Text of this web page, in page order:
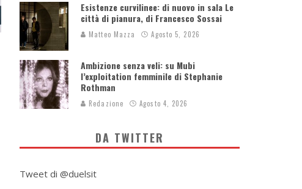
Esistenze curvilinee: di nuovo in sala Le
città di pianura, di Francesco Sossai
Matteo Mazza Agosto 5, 2026
Ambizione senza veli: su Mubi
l’exploitation femminile di Stephanie
Rothman
Redazione Agosto 4, 2026
DA TWITTER
Tweet di @duelsit